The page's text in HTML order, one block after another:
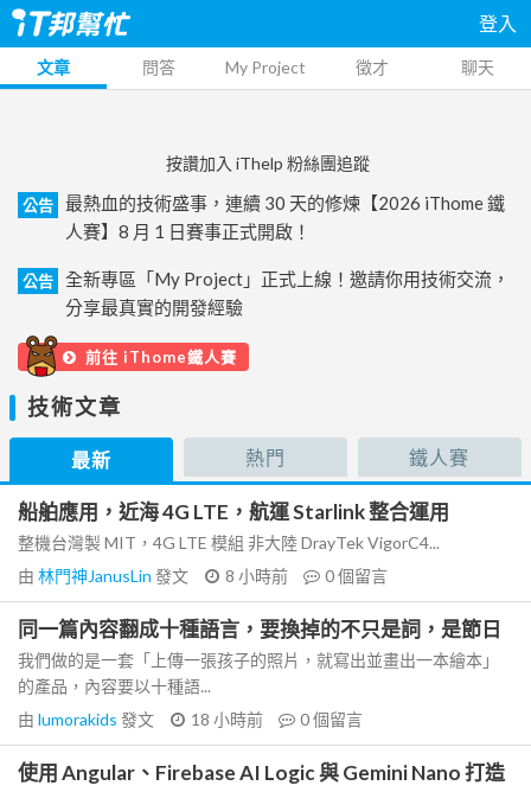
登入
文章 問答 My Project 徵才 聊天
按讚加入 iThelp 粉絲團追蹤
公告
最熱血的技術盛事，連續 30 天的修煉【2026 iThome 鐵
人賽】8 月 1 日賽事正式開啟！
公告
全新專區「My Project」正式上線！邀請你用技術交流，
分享最真實的開發經驗
前往 iThome鐵人賽
技術文章
最新 熱門 鐵人賽
船舶應用，近海 4G LTE，航運 Starlink 整合運用
整機台灣製 MIT，4G LTE 模組 非大陸 DrayTek VigorC4...
由 林門神JanusLin 發文 8 小時前 0個留言
同一篇內容翻成十種語言，要換掉的不只是詞，是節日
我們做的是一套「上傳一張孩子的照片，就寫出並畫出一本繪本」
的產品，內容要以十種語...
由 lumorakids 發文 18 小時前 0個留言
使用 Angular、Firebase AI Logic 與 Gemini Nano 打造